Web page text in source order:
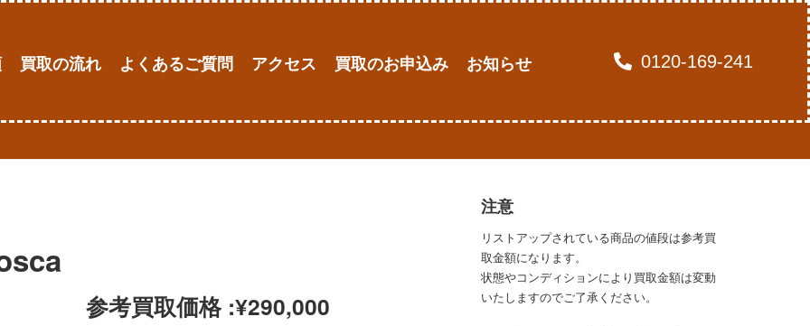
買取の流れ よくあるご質問 アクセス 買取のお申込み お知らせ 0120-169-241
参考買取価格 :¥290,000
注意
リストアップされている商品の値段は参考買
取金額になります。
状態やコンディションにより買取金額は変動
いたしますのでご了承ください。